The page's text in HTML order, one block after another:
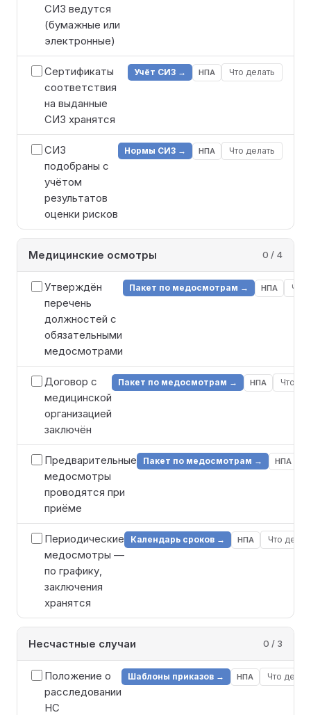
СИЗ ведутся
(бумажные или
электронные)
Сертификаты
соответствия
на выданные
СИЗ хранятся
Учёт СИЗ → НПА Что делать
СИЗ
подобраны с
учётом
результатов
оценки рисков
Нормы СИЗ → НПА Что делать
Медицинские осмотры 0 / 4
Утверждён
перечень
должностей с
обязательными
медосмотрами
Пакет по медосмотрам → НПА Что
Договор с
медицинской
организацией
заключён
Пакет по медосмотрам → НПА Что
Предварительные
медосмотры
проводятся при
приёме
Пакет по медосмотрам → НПА
Периодические
медосмотры —
по графику,
заключения
хранятся
Календарь сроков → НПА Что
Несчастные случаи 0 / 3
Положение о
расследовании
НС
Шаблоны приказов → НПА Что